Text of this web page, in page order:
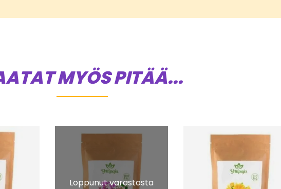
MYÖS PITÄÄ...
Loppunut varastosta